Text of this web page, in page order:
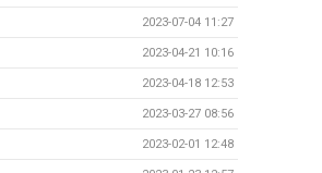
2023-07-04 11:27
2023-04-21 10:16
2023-04-18 12:53
2023-03-27 08:56
2023-02-01 12:48